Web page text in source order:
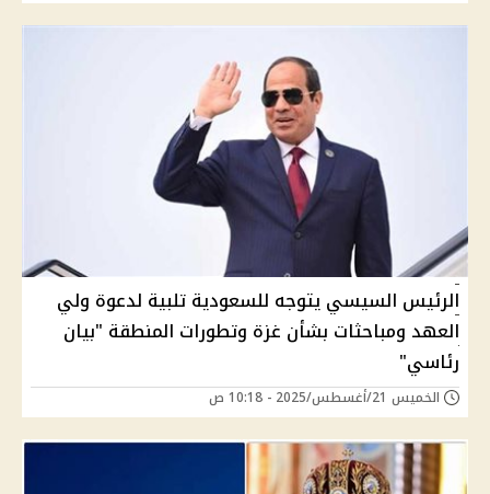
الرئيس السيسي يتوجه للسعودية تلبية لدعوة ولي
العهد ومباحثات بشأن غزة وتطورات المنطقة "بيان
رئاسي"
الخميس 21/أغسطس/2025 - 10:18 ص